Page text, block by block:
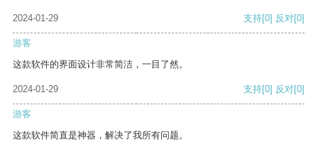
2024-01-29 支持[0] 反对[0]
游客
这款软件的界面设计非常简洁，一目了然。
2024-01-29 支持[0] 反对[0]
游客
这款软件简直是神器，解决了我所有问题。